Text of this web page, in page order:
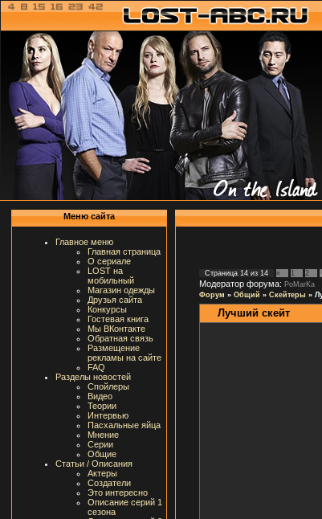
Меню сайта
Главное меню
Главная страница
О сериале
LOST на
мобильный
Магазин одежды
Друзья сайта
Конкурсы
Гостевая книга
Мы ВКонтакте
Обратная связь
Размещение
рекламы на сайте
FAQ
Разделы новостей
Спойлеры
Видео
Теории
Интервью
Пасхальные яйца
Мнение
Серии
Общие
Статьи / Описания
Актеры
Создатели
Это интересно
Описание серий 1
сезона
Страница 14из 14 « 1 2
Модератор форума: PoMarKa
Форум » Общий » Скейтеры »
Лучший скейт